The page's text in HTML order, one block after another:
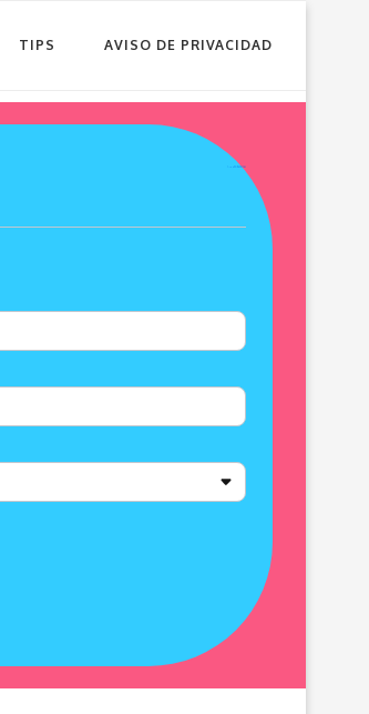
TIPS AVISO DE PRIVACIDAD